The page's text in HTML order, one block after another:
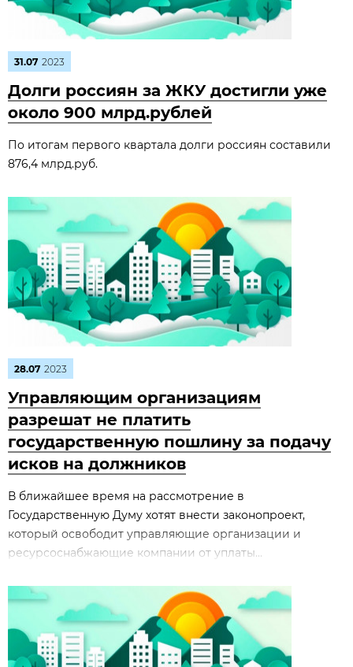
31.07 2023
Долги россиян за ЖКУ достигли уже
около 900 млрд.рублей
По итогам первого квартала долги россиян составили
876,4 млрд.руб.
28.07 2023
Управляющим организациям
разрешат не платить
государственную пошлину за подачу
исков на должников
В ближайшее время на рассмотрение в
Государственную Думу хотят внести законопроект,
который освободит управляющие организации и
ресурсоснабжающие компании от уплаты...